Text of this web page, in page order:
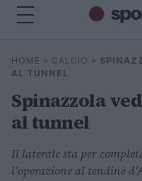
Cerca
HOME » CALCIO »
AL TUNNEL
Spinazzola
al tunnel
Il laterale sta per
l'operazione al tendine